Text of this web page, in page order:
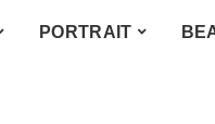
PORTRAIT